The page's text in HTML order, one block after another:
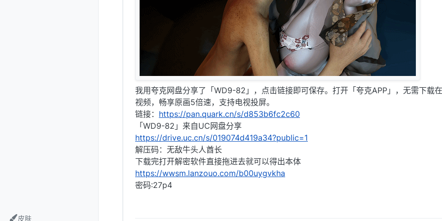
皮肤
我用夸克网盘分享了「WD9-82」，点击链接即可保存。打开「夸克APP」，无需下载
视频，畅享原画5倍速，支持电视投屏。
链接： https://pan.quark.cn/s/d853b6fc2c60
「WD9-82」来自UC网盘分享
https://drive.uc.cn/s/019074d419a34?public=1
解压码：无敌牛头人酋长
下载完打开解密软件直接拖进去就可以得出本体
https://wwsm.lanzouo.com/b00uygvkha
密码:27p4